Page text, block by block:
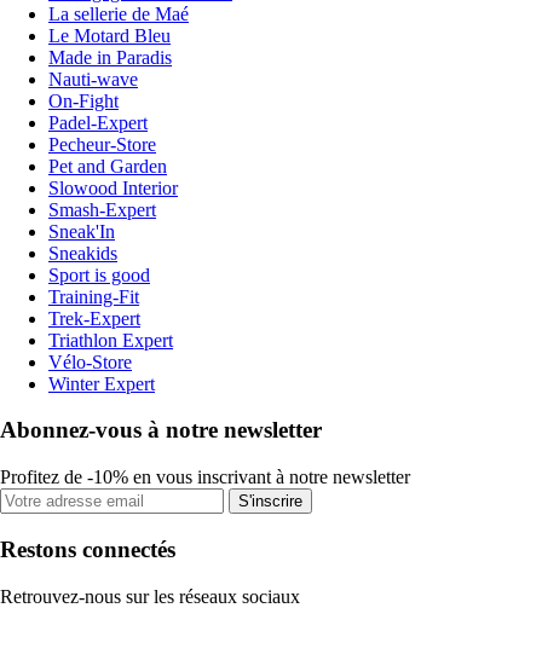
La sellerie de Maé
Le Motard Bleu
Made in Paradis
Nauti-wave
On-Fight
Padel-Expert
Pecheur-Store
Pet and Garden
Slowood Interior
Smash-Expert
Sneak'In
Sneakids
Sport is good
Training-Fit
Trek-Expert
Triathlon Expert
Vélo-Store
Winter Expert
Abonnez-vous à notre newsletter
Profitez de -10% en vous inscrivant à notre newsletter
S'inscrire
Restons connectés
Retrouvez-nous sur les réseaux sociaux